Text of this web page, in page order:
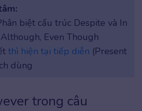
biệt cấu trúc Despite và In
Even Though
thì hiện tại tiếp diễn (Present
dùng
trong câu